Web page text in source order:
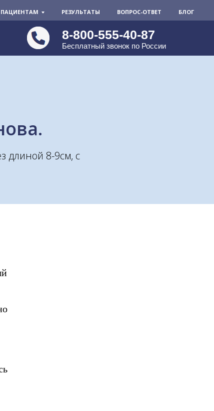
8-800-555-40-87
Бесплатный звонок по России
ПАЦИЕНТАМ РЕЗУЛЬТАТЫ ВОПРОС-ОТВЕТ БЛОГ
длиной 8-9см, с